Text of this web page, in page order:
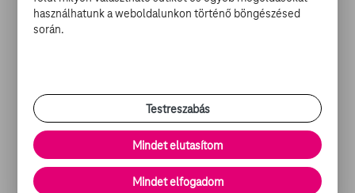
ÚJDONSÁGOK A TV GO-N:
Jurassic World
Mi a
? Egy szórakoztató portál, ahol filmeket,
sorozatokat és tévéműsorokat nézhet, friss hírekkel és
filmes cikkekkel kiegészítve. Mindez bárhol, bármikor,
használhatunk a weboldalunkon történő böngészésed
során.
Testreszabás
Mindet elutasítom
Mindet elfogadom